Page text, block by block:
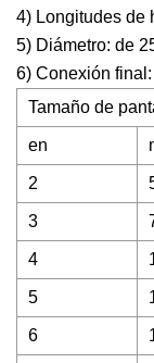
4) Longitudes de
5) Diámetro: de
6) Conexión
Tamaño de
en
2
3
4
5
6